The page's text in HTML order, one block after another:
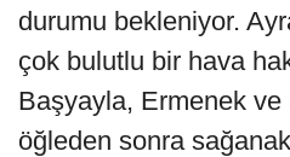
durumu bekleniyor.
çok bulutlu bir hava
Başyayla, Ermenek ve
öğleden sonra